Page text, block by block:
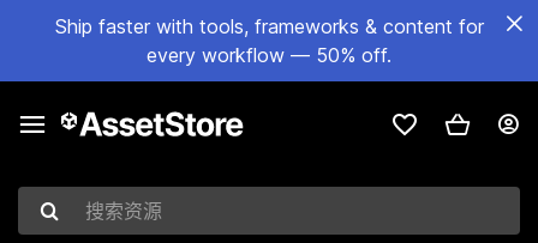
Ship faster with tools, frameworks & content for
every workflow — 50% off.
搜索资源